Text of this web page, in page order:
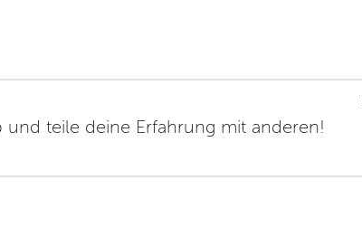
und teile deine Erfahrung mit anderen!